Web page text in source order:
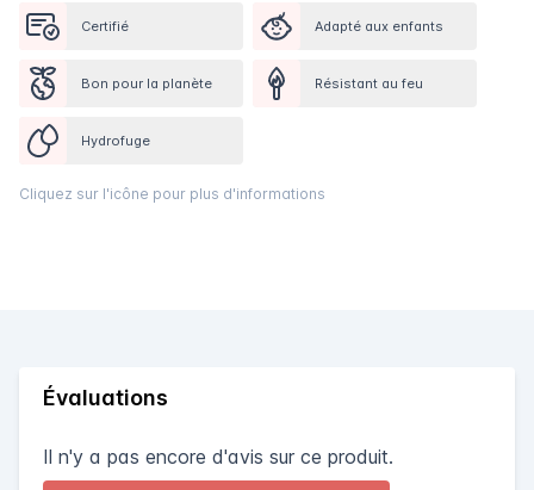
Certifié Adapté aux enfants
Bon pour la planète Résistant au feu
Hydrofuge
Cliquez sur l'icône pour plus d'informations
Évaluations
Il n'y a pas encore d'avis sur ce produit.